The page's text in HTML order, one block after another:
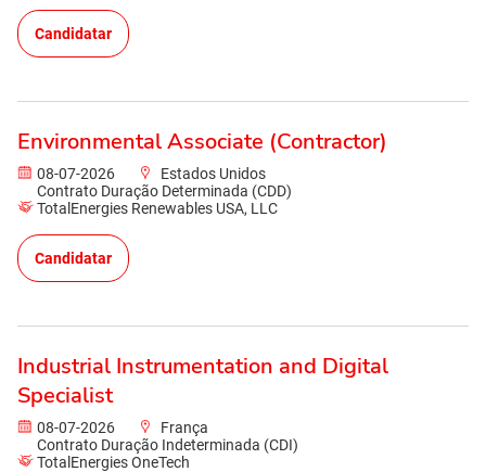
Candidatar
Environmental Associate (Contractor)
08-07-2026
Estados Unidos
Contrato Duração Determinada (CDD)
TotalEnergies Renewables USA, LLC
Candidatar
Industrial Instrumentation and Digital
Specialist
08-07-2026
França
Contrato Duração Indeterminada (CDI)
TotalEnergies OneTech